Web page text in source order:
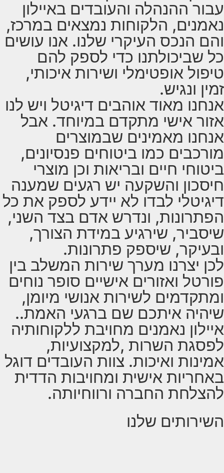
עבור ההנהלה והעובדים באיילון
נאמנים, הלקוחות נמצאים במרכז,
והם הנכס העיקרי שלנו. אנו עושים
כל שביכולתנו כדי לספק להם
טיפול אופטימלי ושירות איכותי,
זמין ונגיש.
אנחנו מאוד אוהבים דיגיטל ויש לנו
אזור אישי מתקדם במיוחד. אבל
אנחנו מאמינים שבמוצרים
מורכבים כמו ביטוחים פנסיונים,
ביטוחי חיים ובריאות וכן מוצרי
חיסכון והשקעה יש רגעים שמענה
דיגיטלי לבדו לא יידע לספק את כל
הפתרונות, ונדרש אדם בצד השני,
שיסביר, שירגיע במידת הצורך,
ובעיקר, שיספק פתרונות.
לכן יצרנו מערך שירות המשלב בין
פורטל ואזורים אישיים סופר נוחים
ומתקדמים לשירות אנושי מיומן,
שיהיה איתכם שם ברגעי האמת..
איילון נאמנים מחויבת ללקוחותיה
לפסגת השרות ,למקצועיות,
אמינות ואיכות. צוות העובדים דוגל
באחריות אישית ומחויבות הדדית
להצלחת החברה ורווחיותה.
השירותים שלנו